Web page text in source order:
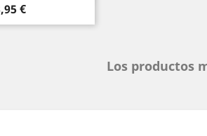
€
Los productos